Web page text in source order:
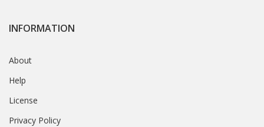
INFORMATION
About
Help
License
Privacy Policy